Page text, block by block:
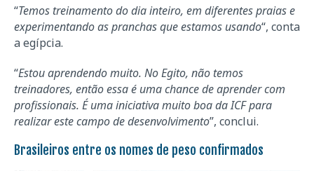
“Temos treinamento do dia inteiro, em diferentes praias e
experimentando as pranchas que estamos usando“, conta
a egípcia.
“Estou aprendendo muito. No Egito, não temos
treinadores, então essa é uma chance de aprender com
profissionais. É uma iniciativa muito boa da ICF para
realizar este campo de desenvolvimento”, conclui.
Brasileiros entre os nomes de peso confirmados